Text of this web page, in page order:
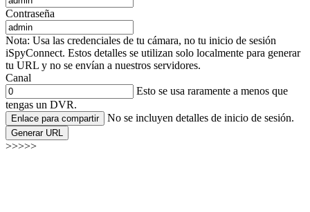
Contraseña
Nota: Usa las credenciales de tu cámara, no tu inicio de sesión
iSpyConnect. Estos detalles se utilizan solo localmente para generar
tu URL y no se envían a nuestros servidores.
Canal
Esto se usa raramente a menos que
tengas un DVR.
Enlace para compartir No se incluyen detalles de inicio de sesión.
Generar URL
>>>>>